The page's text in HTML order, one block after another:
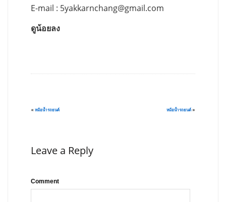
E-mail : 5yakkarnchang@gmail.com
ดูน้อยลง
« หม้อน้ำรถยนต์ หม้อน้ำรถยนต์ »
Leave a Reply
Comment